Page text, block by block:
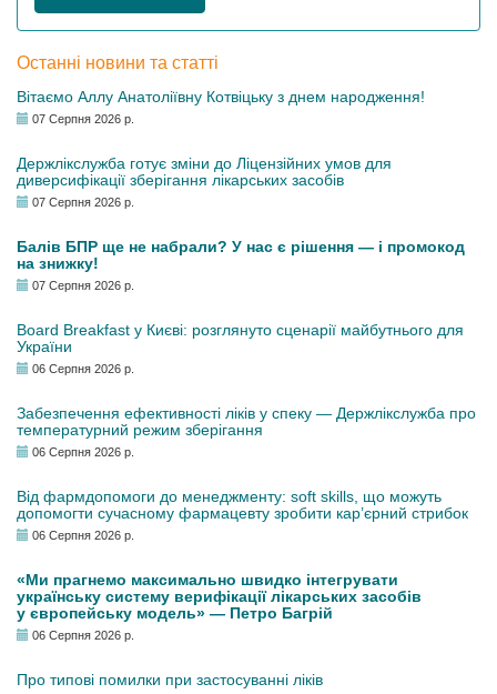
Останні новини та статті
Вітаємо Аллу Анатоліївну Котвіцьку з днем народження!
07 Серпня 2026 р.
Держлікслужба готує зміни до Ліцензійних умов для
диверсифікації зберігання лікарських засобів
07 Серпня 2026 р.
Балів БПР ще не набрали? У нас є рішення — і промокод
на знижку!
07 Серпня 2026 р.
Board Breakfast у Києві: розглянуто сценарії майбутнього для
України
06 Серпня 2026 р.
Забезпечення ефективності ліків у спеку — Держлікслужба про
температурний режим зберігання
06 Серпня 2026 р.
Від фармдопомоги до менеджменту: soft skills, що можуть
допомогти сучасному фармацевту зробити кар’єрний стрибок
06 Серпня 2026 р.
«Ми прагнемо максимально швидко інтегрувати
українську систему верифікації лікарських засобів
у європейську модель» — Петро Багрій
06 Серпня 2026 р.
Про типові помилки при застосуванні ліків